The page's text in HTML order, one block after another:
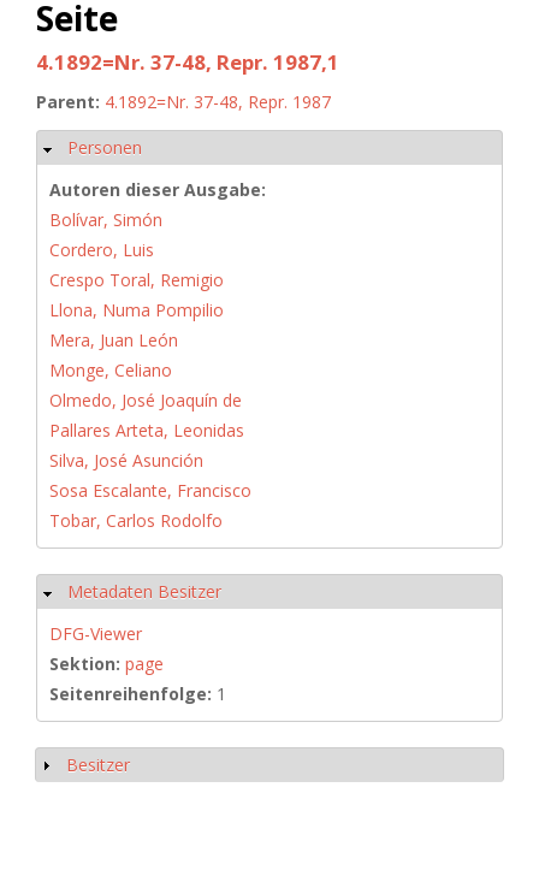
Seite
4.1892=Nr. 37-48, Repr. 1987,1
Parent: 4.1892=Nr. 37-48, Repr. 1987
Ausblenden
Personen
Autoren dieser Ausgabe:
Bolívar, Simón
Cordero, Luis
Crespo Toral, Remigio
Llona, Numa Pompilio
Mera, Juan León
Monge, Celiano
Olmedo, José Joaquín de
Pallares Arteta, Leonidas
Silva, José Asunción
Sosa Escalante, Francisco
Tobar, Carlos Rodolfo
Ausblenden
Metadaten Besitzer
DFG-Viewer
Sektion: page
Seitenreihenfolge: 1
Anzeigen
Besitzer